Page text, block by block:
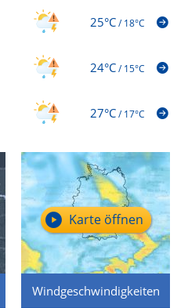
25°C/18°C
24°C/15°C
27°C/17°C
Windgeschwindigkeiten
Karte öffnen